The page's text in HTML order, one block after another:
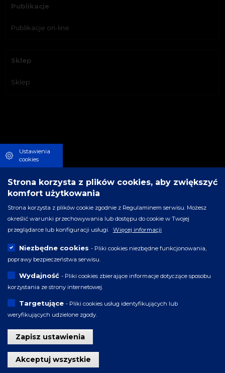
Publikacje
Publikacje on-line
Sklep
Sklep
Bądźmy w kontakcie:
Zadzwoń Napisz maila
Wynajem:
Ratusz Staromiejski
Ustawienia
cookies
Strona korzysta z plików cookies, aby zwiększyć
komfort użytkowania
Strona korzysta z plików cookie zgodnie z Regulaminem serwisu. Możesz
określić warunki przechowywania lub dostępu do cookie w Twojej
przeglądarce lub konfiguracji usługi.
Więcej informacji
Niezbędne cookies - Pliki cookies niezbędne funkcjonowania,
poprawy bezpieczeństwa serwisu.
Wydajność - Pliki cookies zbierające informacje dotyczące sposobu
korzystania ze strony internetowej.
Targetujące - Pliki cookies usług identyfikujących lub
weryfikujących udzielone zgody.
Zapisz ustawienia
Akceptuj wszystkie